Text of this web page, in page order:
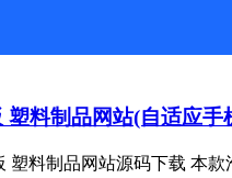
塑料制品网站(自适应手
塑料制品网站源码下载 本